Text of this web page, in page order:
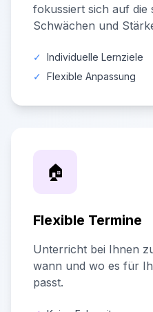
fokussiert sich auf die
Schwächen und
✓ Individuelle Lernziele
✓ Flexible Anpassung
🏠
Flexible Termine
Unterricht bei Ihnen
wann und wo es für
passt.